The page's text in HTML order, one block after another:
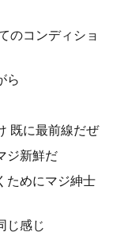
のコンディショ
ら
既に最前線だぜ
ジ新鮮だ
ためにマジ紳士
じ感じ